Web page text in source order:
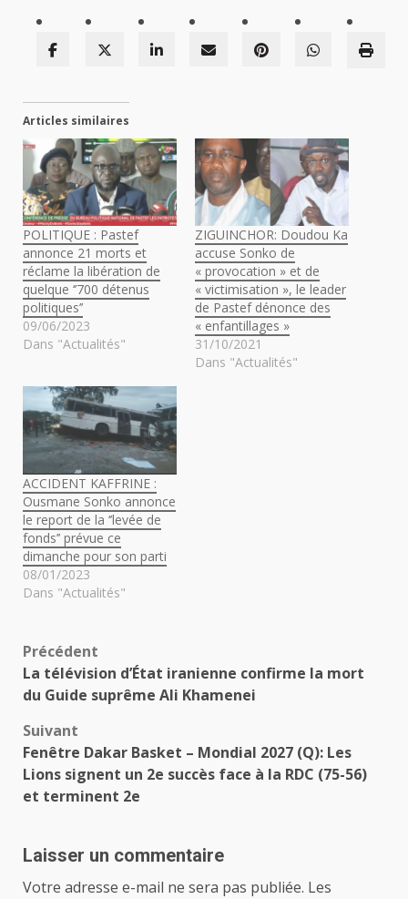
Articles similaires
POLITIQUE : Pastef
annonce 21 morts et
réclame la libération de
quelque ‘’700 détenus
politiques’’
09/06/2023
Dans "Actualités"
ZIGUINCHOR: Doudou Ka
accuse Sonko de
« provocation » et de
« victimisation », le leader
de Pastef dénonce des
« enfantillages »
31/10/2021
Dans "Actualités"
ACCIDENT KAFFRINE :
Ousmane Sonko annonce
le report de la ‘’levée de
fonds’’ prévue ce
dimanche pour son parti
08/01/2023
Dans "Actualités"
Navigation
d’article
Précédent
La télévision d’État iranienne confirme la mort
du Guide suprême Ali Khamenei
Suivant
Fenêtre Dakar Basket – Mondial 2027 (Q): Les
Lions signent un 2e succès face à la RDC (75-56)
et terminent 2e
Laisser un commentaire
Votre adresse e-mail ne sera pas publiée. Les